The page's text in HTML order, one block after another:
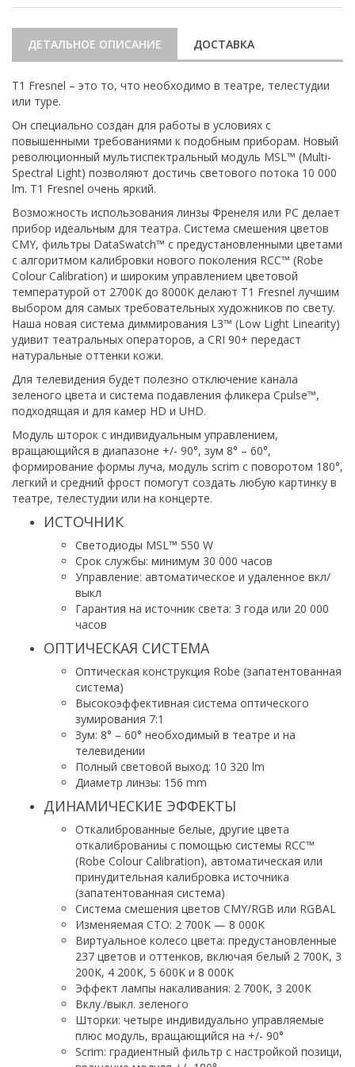
ДЕТАЛЬНОЕ ОПИСАНИЕ ДОСТАВКА
T1 Fresnel – это то, что необходимо в театре, телестудии
или туре.
Он специально создан для работы в условиях с
повышенными требованиями к подобным приборам. Новый
революционный мультиспектральный модуль MSL™ (Multi-
Spectral Light) позволяют достичь светового потока 10 000
lm. T1 Fresnel очень яркий.
Возможность использования линзы Френеля или РС делает
прибор идеальным для театра. Система смешения цветов
CMY, фильтры DataSwatch™ с предустановленными цветами
с алгоритмом калибровки нового поколения RCC™ (Robe
Colour Calibration) и широким управлением цветовой
температурой от 2700K до 8000K делают T1 Fresnel лучшим
выбором для самых требовательных художников по свету.
Наша новая система диммирования L3™ (Low Light Linearity)
удивит театральных операторов, а CRI 90+ передаст
натуральные оттенки кожи.
Для телевидения будет полезно отключение канала
зеленого цвета и система подавления фликера Cpulse™,
подходящая и для камер HD и UHD.
Модуль шторок с индивидуальным управлением,
вращающийся в диапазоне +/- 90°, зум 8° – 60°,
формирование формы луча, модуль scrim с поворотом 180°,
легкий и средний фрост помогут создать любую картинку в
театре, телестудии или на концерте.
ИСТОЧНИК
Светодиоды MSL™ 550 W
Срок службы: минимум 30 000 часов
Управление: автоматическое и удаленное вкл/
выкл
Гарантия на источник света: 3 года или 20 000
часов
ОПТИЧЕСКАЯ СИСТЕМА
Оптическая конструкция Robe (запатентованная
система)
Высокоэффективная система оптического
зумирования 7:1
Зум: 8° – 60° необходимый в театре и на
телевидении
Полный световой выход: 10 320 lm
Диаметр линзы: 156 mm
ДИНАМИЧЕСКИЕ ЭФФЕКТЫ
Откалиброванные белые, другие цвета
откалиброваниы с помощью системы RCC™
(Robe Colour Calibration), автоматическая или
принудительная калибровка источника
(запатентованная система)
Система смешения цветов CMY/RGB или RGBAL
Изменяемая CTO: 2 700K — 8 000K
Виртуальное колесо цвета: предустановленные
237 цветов и оттенков, включая белый 2 700K, 3
200K, 4 200K, 5 600K и 8 000K
Эффект лампы накаливания: 2 700К, 3 200К
Вклу./выкл. зеленого
Шторки: четыре индивидуально управляемые
плюс модуль, вращающийся на +/- 90°
Scrim: градиентный фильтр с настройкой позици,